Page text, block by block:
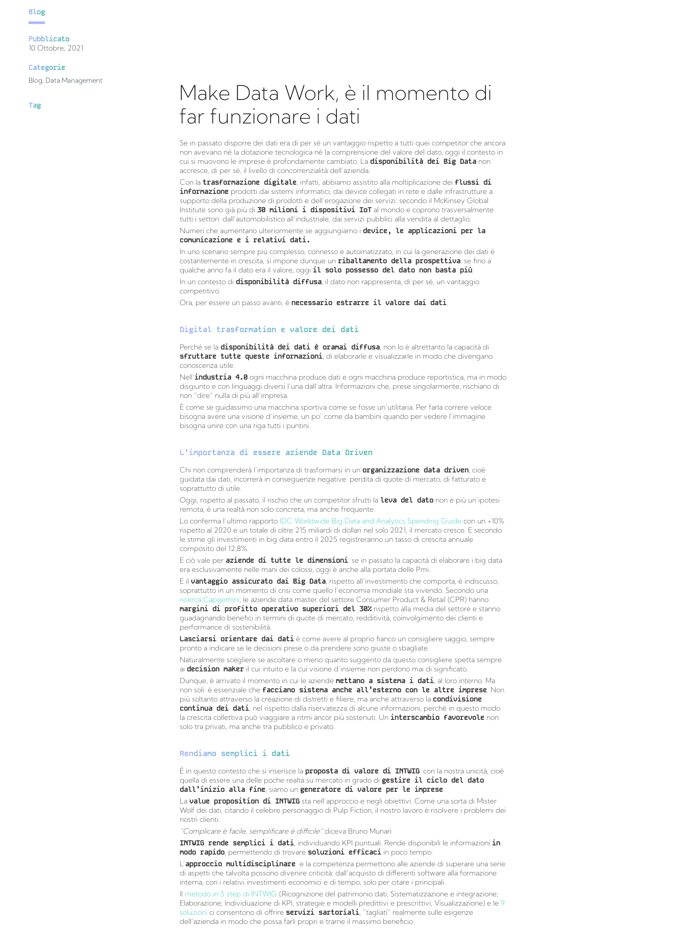
Blog
Pubblicato
10 Ottobre, 2021
Categorie
Blog Data Management
Tag
Make Data Work, è il momento di
far funzionare i dati
Se in passato disporre dei dati era di per sé un vantaggio rispetto a tutti quei competitor che ancora
non avevano né la dotazione tecnologica né la comprensione del valore del dato, oggi il contesto in
cui si muovono le imprese è profondamente cambiato. La disponibilità dei Big Data non
accresce, di per sé, il livello di concorrenzialità dell’azienda.
Con la trasformazione digitale, infatti, abbiamo assistito alla moltiplicazione dei flussi di
informazione prodotti dai sistemi informatici, dai device collegati in rete e dalle infrastrutture a
supporto della produzione di prodotti e dell’erogazione dei servizi: secondo il McKinsey Global
Institute sono già più di 30 milioni i dispositivi IoT al mondo e coprono trasversalmente
tutti i settori: dall’automobilistico all’industriale, dai servizi pubblici alla vendita al dettaglio.
Numeri che aumentano ulteriormente se aggiungiamo i device, le applicazioni per la
comunicazione e i relativi dati.
In uno scenario sempre più complesso, connesso e automatizzato, in cui la generazione dei dati è
costantemente in crescita, si impone dunque un ribaltamento della prospettiva: se fino a
qualche anno fa il dato era il valore, oggi il solo possesso del dato non basta più.
In un contesto di disponibilità diffusa, il dato non rappresenta, di per sé, un vantaggio
competitivo.
Ora, per essere un passo avanti, è necessario estrarre il valore dai dati.
Digital trasformation e valore dei dati
Perché se la disponibilità dei dati è oramai diffusa, non lo è altrettanto la capacità di
sfruttare tutte queste informazioni, di elaborarle e visualizzarle in modo che divengano
conoscenza utile.
Nell’industria 4.0 ogni macchina produce dati e ogni macchina produce reportistica, ma in modo
disgiunto e con linguaggi diversi l’una dall’altra. Informazioni che, prese singolarmente, rischiano di
non “dire” nulla di più all’impresa.
È come se guidassimo una macchina sportiva come se fosse un’utilitaria. Per farla correre veloce
bisogna avere una visione d’insieme, un po’ come da bambini quando per vedere l’immagine
bisogna unire con una riga tutti i puntini.
L’importanza di essere aziende Data Driven
Chi non comprenderà l’importanza di trasformarsi in un’organizzazione data driven, cioè
guidata dai dati, incorrerà in conseguenze negative: perdita di quote di mercato, di fatturato e
soprattutto di utile.
Oggi, rispetto al passato, il rischio che un competitor sfrutti la leva del dato non è più un’ipotesi
remota, è una realtà non solo concreta, ma anche frequente.
Lo conferma l’ultimo rapporto IDC Worldwide Big Data and Analytics Spending Guide con un +10%
rispetto al 2020 e un totale di oltre 215 miliardi di dollari nel solo 2021, il mercato cresce. E secondo
le stime gli investimenti in big data entro il 2025 registreranno un tasso di crescita annuale
composito del 12,8%.
E ciò vale per aziende di tutte le dimensioni: se in passato la capacità di elaborare i big data
era esclusivamente nelle mani dei colossi, oggi è anche alla portata delle Pmi.
E il vantaggio assicurato dai Big Data, rispetto all’investimento che comporta, è indiscusso,
soprattutto in un momento di crisi come quello l’economia mondiale sta vivendo. Secondo una
ricerca Capgemini, le aziende data master del settore Consumer Product & Retail (CPR) hanno
margini di profitto operativo superiori del 30%rispetto alla media del settore e stanno
guadagnando benefici in termini di quote di mercato, redditività, coinvolgimento dei clienti e
performance di sostenibilità.
Lasciarsi orientare dai dati è come avere al proprio fianco un consigliere saggio, sempre
pronto a indicare se le decisioni prese o da prendere sono giuste o sbagliate.
Naturalmente scegliere se ascoltare o meno quanto suggerito da questo consigliere spetta sempre
ai decision maker il cui intuito e la cui visione d’insieme non perdono mai di significato.
Dunque, è arrivato il momento in cui le aziende mettano a sistema i dati, al loro interno. Ma
non soli: è essenziale che facciano sistema anche all’esterno con le altre imprese. Non
più soltanto attraverso la creazione di distretti e filiere, ma anche attraverso la condivisione
continua dei dati, nel rispetto dalla riservatezza di alcune informazioni, perché in questo modo
la crescita collettiva può viaggiare a ritmi ancor più sostenuti. Un interscambio favorevole non
solo tra privati, ma anche tra pubblico e privato.
Rendiamo semplici i dati
È in questo contesto che si inserisce la proposta di valore di INTWIG: con la nostra unicità, cioè
quella di essere una delle poche realtà su mercato in grado di gestire il ciclo del dato
dall’inizio alla fine, siamo un generatore di valore per le imprese.
La value proposition di INTWIG sta nell’approccio e negli obiettivi. Come una sorta di Mister
Wolf dei dati, citando il celebre personaggio di Pulp Fiction, il nostro lavoro è risolvere i problemi dei
nostri clienti.
“Complicare è facile, semplificare è difficile”diceva Bruno Munari
INTWIG rende semplici i dati, individuando KPI puntuali. Rende disponibili le informazioni in
modo rapido, permettendo di trovare soluzioni efficaci in poco tempo.
L’approccio multidisciplinare e la competenza permettono alle aziende di superare una serie
di aspetti che talvolta possono divenire criticità: dall’acquisto di differenti software alla formazione
interna, con i relativi investimenti economici e di tempo, solo per citare i principali.
Il metodo in 5 step di INTWIG (Ricognizione del patrimonio dati; Sistematizzazione e integrazione;
Elaborazione; Individuazione di KPI, strategie e modelli predittivi e prescrittivi; Visualizzazione) e le 9
soluzioni ci consentono di offrire servizi sartoriali, “tagliati” realmente sulle esigenze
dell’azienda in modo che possa farli propri e trarne il massimo beneficio.